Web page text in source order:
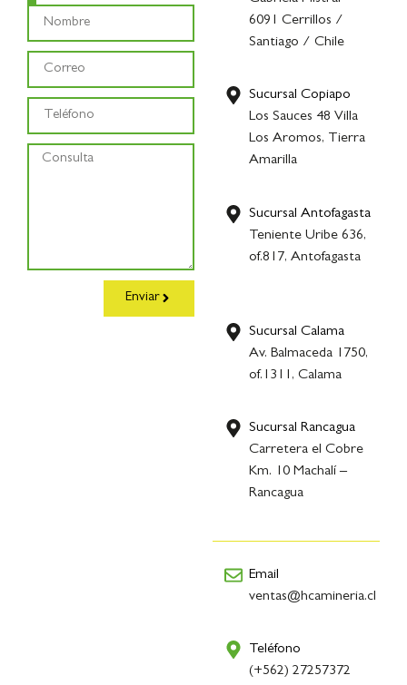
Enviar
6091 Cerrillos /
Santiago / Chile
Sucursal Copiapo
Los Sauces 48 Villa
Los Aromos, Tierra
Amarilla
Sucursal Antofagasta
Teniente Uribe 636,
of.817, Antofagasta
Sucursal Calama
Av. Balmaceda 1750,
of.1311, Calama
Sucursal Rancagua
Carretera el Cobre
Km. 10 Machalí –
Rancagua
Email
ventas@hcamineria.cl
Teléfono
(+562) 27257372